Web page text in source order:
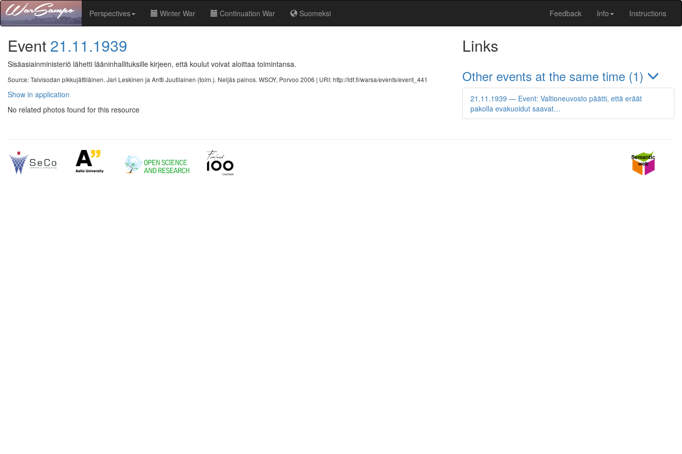
Perspectives Winter War Continuation War Suomeksi Feedback Info Instructions
Event 21.11.1939
Sisäasiainministeriö lähetti lääninhallituksille kirjeen, että koulut voivat aloittaa toimintansa.
Source: Talvisodan pikkujättiläinen. Jari Leskinen ja Antti Juutilainen (toim.). Neljäs painos. WSOY, Porvoo 2006 | URI: http://ldf.fi/warsa/events/event_441
Show in application
No related photos found for this resource
Links
Other events at the same time (1)
21.11.1939 — Event: Valtioneuvosto päätti, että eräät
pakolla evakuoidut saavat…